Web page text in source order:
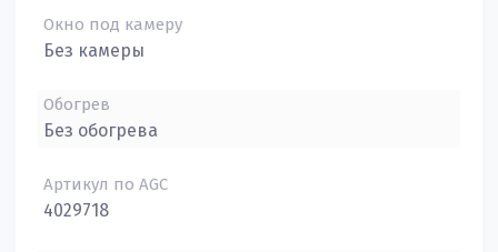
Окно под камеру
Без камеры
Обогрев
Без обогрева
Артикул по AGC
4029718